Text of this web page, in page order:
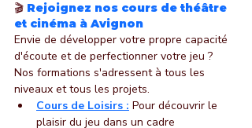
🎬 Rejoignez nos cours de théâtre
et cinéma à Avignon
Envie de développer votre propre capacité
d'écoute et de perfectionner votre jeu ?
Nos formations s'adressent à tous les
niveaux et tous les projets.
Cours de Loisirs : Pour découvrir le
plaisir du jeu dans un cadre